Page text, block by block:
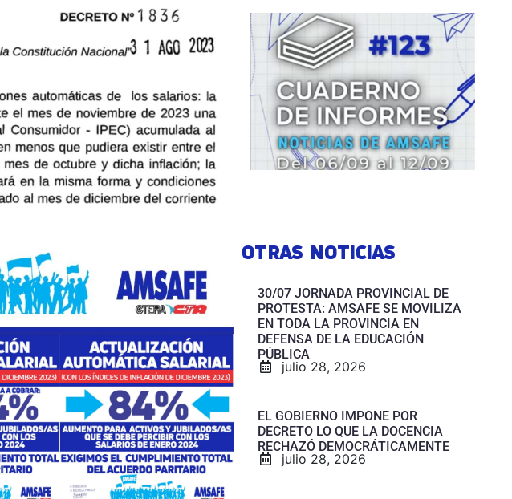
OTRAS NOTICIAS
30/07 JORNADA PROVINCIAL DE
PROTESTA: AMSAFE SE MOVILIZA
EN TODA LA PROVINCIA EN
DEFENSA DE LA EDUCACIÓN
PÚBLICA
julio 28, 2026
EL GOBIERNO IMPONE POR
DECRETO LO QUE LA DOCENCIA
RECHAZÓ DEMOCRÁTICAMENTE
julio 28, 2026